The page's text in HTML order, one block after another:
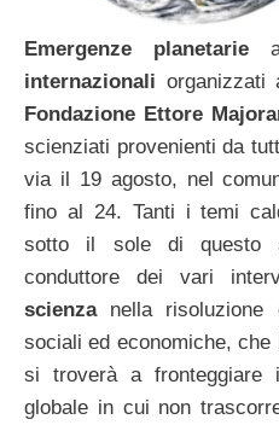
Emergenze planetarie
internazionali organizzati
Fondazione Ettore
scienziati provenienti da
via il 19 agosto, nel
fino al 24. Tanti i temi
sotto il sole di questo
conduttore dei vari
scienzanella risoluzione
sociali ed economiche, che
si troverà a fronteggiare
globale in cui non